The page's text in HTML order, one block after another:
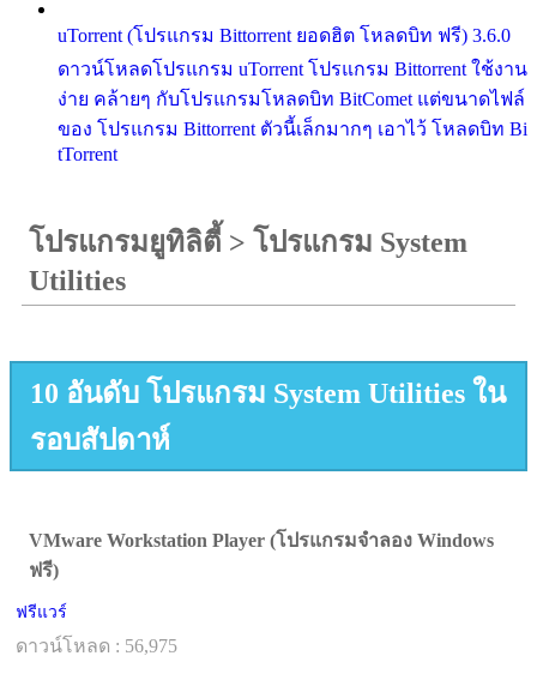
uTorrent (โปรแกรม Bittorrent ยอดฮิต โหลดบิท ฟรี) 3.6.0
ดาวน์โหลดโปรแกรม uTorrent โปรแกรม Bittorrent ใช้งาน
ง่าย คล้ายๆ กับโปรแกรมโหลดบิท BitComet แต่ขนาดไฟล์
ของ โปรแกรม Bittorrent ตัวนี้เล็กมากๆ เอาไว้ โหลดบิท Bi
tTorrent
โปรแกรมยูทิลิตี้ > โปรแกรม System
Utilities
10 อันดับ โปรแกรม System Utilities ใน
รอบสัปดาห์
VMware Workstation Player (โปรแกรมจำลอง Windows
ฟรี)
ฟรีแวร์
ดาวน์โหลด : 56,975